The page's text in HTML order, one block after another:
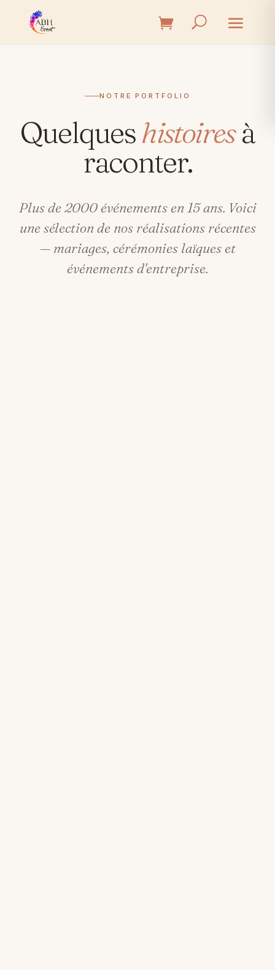
NOTRE PORTFOLIO
Quelqueshistoiresà
raconter.
Plus de 2000 événements en 15 ans. Voici
une sélection de nos réalisations récentes
— mariages, cérémonies laïques et
événements d'entreprise.